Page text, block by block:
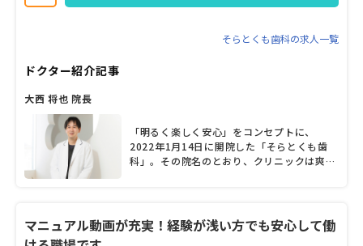
そらとくも歯科の求人一覧
ドクター紹介記事
大西 将也 院長
「明るく楽しく安心」をコンセプトに、
2022年1月14日に開院した「そらとくも歯
科」。その院名のとおり、クリニックは爽や
家族一緒に診療が受けられるファミリールー
ムを設けたり、訪問診療を実施したりと配
マニュアル動画が充実！経験が浅い方でも安心して働